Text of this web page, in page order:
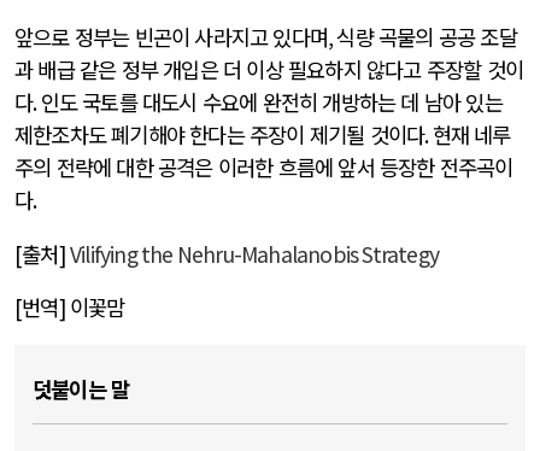
앞으로 정부는 빈곤이 사라지고 있다며,식량 곡물의 공공 조달
과 배급 같은 정부 개입은 더 이상 필요하지 않다고 주장할 것이
다.인도 국토를 대도시 수요에 완전히 개방하는 데 남아 있는
제한조차도 폐기해야 한다는 주장이 제기될 것이다.현재 네루
주의 전략에 대한 공격은 이러한 흐름에 앞서 등장한 전주곡이
다.
[출처]Vilifying the Nehru-Mahalanobis Strategy
[번역] 이꽃맘
덧붙이는 말